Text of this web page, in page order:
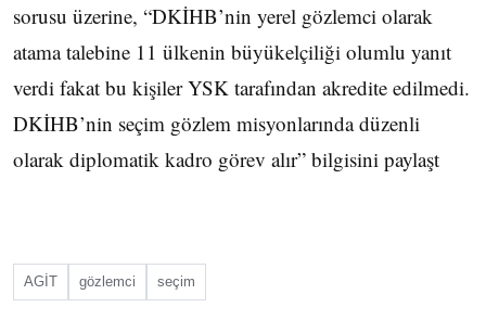
sorusu üzerine, “DKİHB’nin yerel gözlemci olarak
atama talebine 11 ülkenin büyükelçiliği olumlu yanıt
verdi fakat bu kişiler YSK tarafından akredite edilmedi.
DKİHB’nin seçim gözlem misyonlarında düzenli
olarak diplomatik kadro görev alır” bilgisini paylaşt
AGİT gözlemci seçim